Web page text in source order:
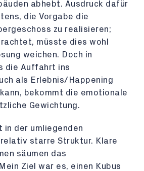
abhebt. Ausdruck dafür
die Vorgabe die
zu realisieren;
müsste dies wohl
weichen. Doch in
die Auffahrt ins
als Erlebnis/Happening
bekommt die emotionale
Gewichtung.
in der umliegenden
starre Struktur. Klare
säumen das
Ziel war es, einen Kubus